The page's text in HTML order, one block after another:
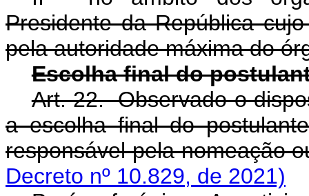
Presidente da República
pela autoridade máxima do
Escolha final do
Art. 22. Observado o
a escolha final do
responsável pela nomeação
Decreto nº 10.829, de 2021)